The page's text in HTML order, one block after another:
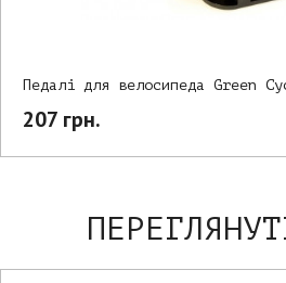
Педалі для велосипеда Green
207 грн.